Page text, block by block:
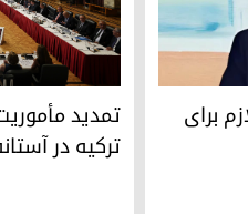
برای‌ تمدید
تمدید
ترکیه در